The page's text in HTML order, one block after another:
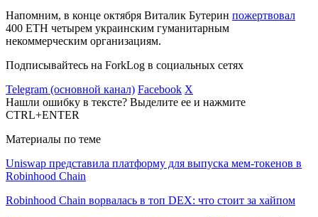
Напомним, в конце октября Виталик Бутерин пожертвовал
400 ETH четырем украинским гуманитарным
некоммерческим организациям.
Подписывайтесь на ForkLog в социальных сетях
Telegram (основной канал) Facebook X
Нашли ошибку в тексте? Выделите ее и нажмите
CTRL+ENTER
Материалы по теме
Uniswap представила платформу для выпуска мем-токенов в
Robinhood Chain
Robinhood Chain ворвалась в топ DEX: что стоит за хайпом